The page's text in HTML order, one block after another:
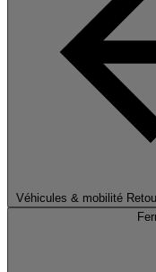
Véhicules & mobilité